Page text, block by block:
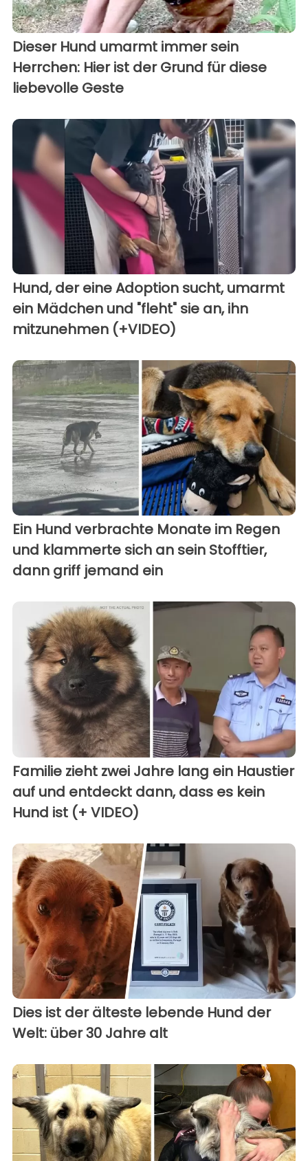
Dieser Hund umarmt immer sein
Herrchen: Hier ist der Grund für diese
liebevolle Geste
Hund, der eine Adoption sucht, umarmt
ein Mädchen und "fleht" sie an, ihn
mitzunehmen (+VIDEO)
Ein Hund verbrachte Monate im Regen
und klammerte sich an sein Stofftier,
dann griff jemand ein
Familie zieht zwei Jahre lang ein Haustier
auf und entdeckt dann, dass es kein
Hund ist (+ VIDEO)
Dies ist der älteste lebende Hund der
Welt: über 30 Jahre alt